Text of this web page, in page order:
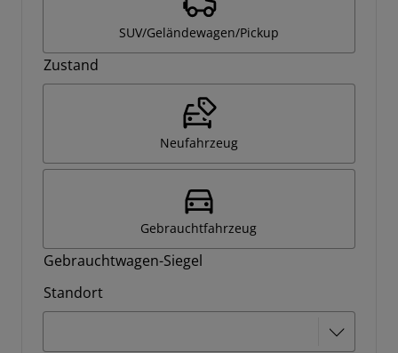
SUV/Geländewagen/Pickup
Zustand
Neufahrzeug
Gebrauchtfahrzeug
Gebrauchtwagen-Siegel
Standort